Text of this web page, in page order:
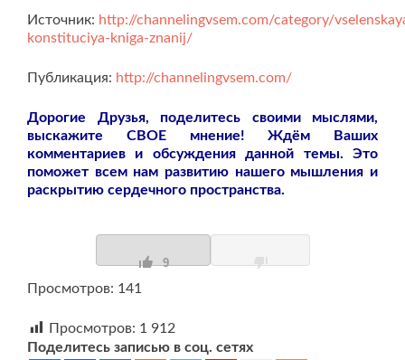
Источник: http://channelingvsem.com/category/
konstituciya-kniga-znanij/
Публикация: http://channelingvsem.com/
Дорогие Друзья, поделитесь своими мыслями,
выскажите СВОЕ мнение! Ждём Ваших
комментариев и обсуждения данной темы. Это
поможет всем нам развитию нашего мышления и
раскрытию сердечного пространства.
9
Просмотров: 141
Просмотров: 1 912
Поделитесь записью в соц. сетях